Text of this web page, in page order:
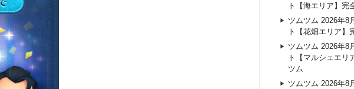
ト【海エリア】完
ツムツム 2026年8
ト【花畑エリア】
ツムツム 2026年8
ト【マルシェエリ
ツム
ツムツム 2026年8